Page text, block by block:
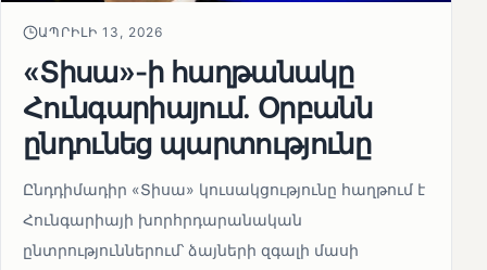
ԱՊՐԻԼԻ 13, 2026
«Տիսա»-ի հաղթանակը
Հունգարիայում․ Օրբանն
ընդունեց պարտությունը
Ընդդիմադիր «Տիսա» կուսակցությունը հաղթում է
Հունգարիայի խորհրդարանական
ընտրություններում՝ ձայների զգալի մասի